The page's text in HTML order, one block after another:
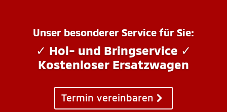
Unser besonderer Service für Sie:
✓ Hol- und Bringservice ✓
Kostenloser Ersatzwagen
Termin vereinbaren